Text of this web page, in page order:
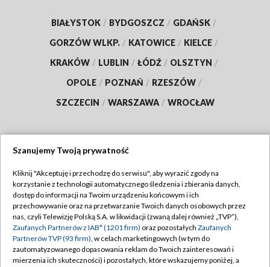
BIAŁYSTOK / BYDGOSZCZ / GDAŃSK /
GORZÓW WLKP. / KATOWICE / KIELCE /
KRAKÓW / LUBLIN / ŁÓDŹ / OLSZTYN /
OPOLE / POZNAŃ / RZESZÓW /
SZCZECIN / WARSZAWA / WROCŁAW
TVP
Abonament TVP
Emisja w TVP
Centrum informacji TVP
Naziemna Telewizja Cyfrowa
Regulamin TVP
Polityka prywatności
Moje zgody
Szanujemy Twoją prywatność
Kliknij "Akceptuję i przechodzę do serwisu", aby wyrazić zgody na
korzystanie z technologii automatycznego śledzenia i zbierania danych,
dostęp do informacji na Twoim urządzeniu końcowym i ich
przechowywanie oraz na przetwarzanie Twoich danych osobowych przez
nas, czyli Telewizję Polską S.A. w likwidacji (zwaną dalej również „TVP”),
Zaufanych Partnerów z IAB* (1201 firm) oraz pozostałych Zaufanych
Partnerów TVP (93 firm), w celach marketingowych (w tym do
zautomatyzowanego dopasowania reklam do Twoich zainteresowań i
mierzenia ich skuteczności) i pozostałych, które wskazujemy poniżej, a